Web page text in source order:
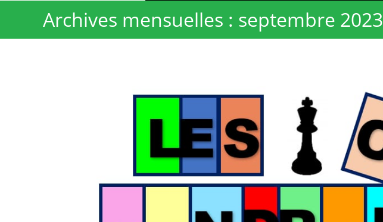
Archives mensuelles : septembre 2023